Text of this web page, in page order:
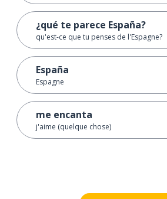
¿qué te parece España?
qu'est-ce que tu penses de l'Espagne?
España
Espagne
me encanta
j'aime (quelque chose)